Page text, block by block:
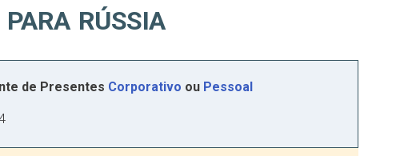
RÚSSIA
de Presentes Corporativo ou Pessoal